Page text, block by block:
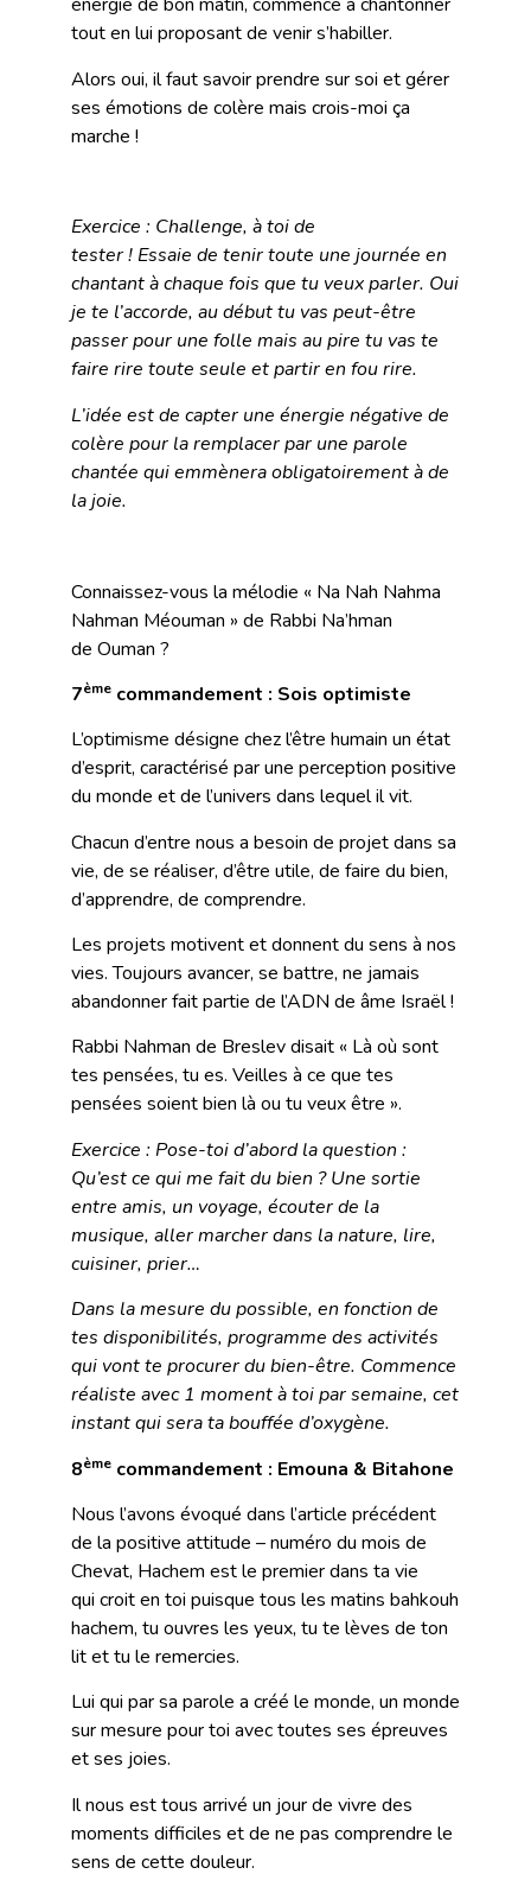
tout en lui proposant de venir s’habiller.
Alors oui, il faut savoir prendre sur soi et gérer
ses émotions de colère mais crois-moi ça
marche !
Exercice : Challenge, à toi de
tester ! Essaie de tenir toute une journée en
chantant à chaque fois que tu veux parler. Oui
je te l’accorde, au début tu vas peut-être
passer pour une folle mais au pire tu vas te
faire rire toute seule et partir en fou rire.
L’idée est de capter une énergie négative de
colère pour la remplacer par une parole
chantée qui emmènera obligatoirement à de
la joie.
Connaissez-vous la mélodie « Na Nah Nahma
Nahman Méouman » de Rabbi Na’hman
de Ouman ?
7ème commandement : Sois optimiste
L’optimisme désigne chez l’être humain un état
d’esprit, caractérisé par une perception positive
du monde et de l’univers dans lequel il vit.
Chacun d’entre nous a besoin de projet dans sa
vie, de se réaliser, d’être utile, de faire du bien,
d’apprendre, de comprendre.
Les projets motivent et donnent du sens à nos
vies. Toujours avancer, se battre, ne jamais
abandonner fait partie de l’ADN de âme Israël !
Rabbi Nahman de Breslev disait « Là où sont
tes pensées, tu es. Veilles à ce que tes
pensées soient bien là ou tu veux être ».
Exercice : Pose-toi d’abord la question :
Qu’est ce qui me fait du bien ? Une sortie
entre amis, un voyage, écouter de la
musique, aller marcher dans la nature, lire,
cuisiner, prier…
Dans la mesure du possible, en fonction de
tes disponibilités, programme des activités
qui vont te procurer du bien-être. Commence
réaliste avec 1 moment à toi par semaine, cet
instant qui sera ta bouffée d’oxygène.
8ème commandement : Emouna & Bitahone
Nous l’avons évoqué dans l’article précédent
de la positive attitude – numéro du mois de
Chevat, Hachem est le premier dans ta vie
qui croit en toi puisque tous les matins bahkouh
hachem, tu ouvres les yeux, tu te lèves de ton
lit et tu le remercies.
Lui qui par sa parole a créé le monde, un monde
sur mesure pour toi avec toutes ses épreuves
et ses joies.
Il nous est tous arrivé un jour de vivre des
moments difficiles et de ne pas comprendre le
sens de cette douleur.